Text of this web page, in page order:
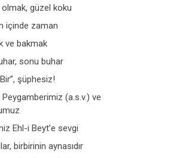
güzel koku
içinde zaman
ve bakmak
sonu buhar
şüphesiz!
Peygamberimiz (a.s.v.) ve
Ehl-i Beyt’e sevgi
birbirinin aynasıdır